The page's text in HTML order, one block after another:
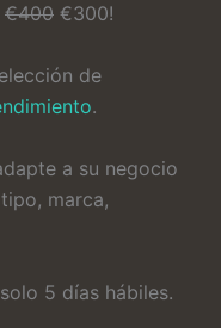
€400 €300!
de
.
a su negocio
marca,
5 días hábiles.